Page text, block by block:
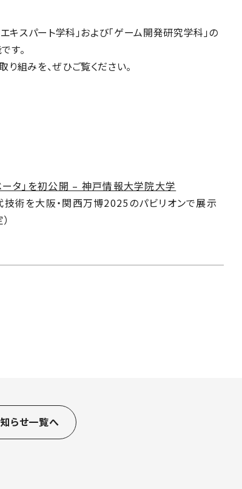
スパート学科」および「ゲーム開発研究学科」の
す。
組みを、ぜひご覧ください。
ータ」を初公開 – 神戸情報大学院大学
術を大阪・関西万博2025のパビリオンで展示
らせ一覧へ